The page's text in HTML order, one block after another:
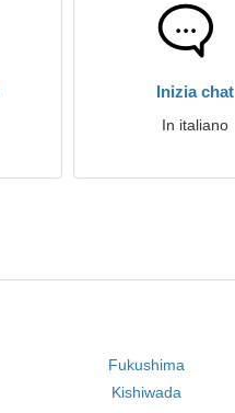
Inizia chat
In italiano
Fukushima
Kishiwada